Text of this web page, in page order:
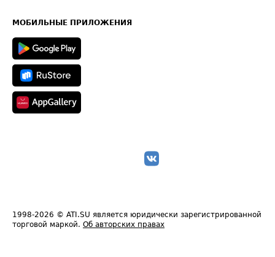
Техническая информация
МОБИЛЬНЫЕ ПРИЛОЖЕНИЯ
1998-2026 © ATI.SU является юридически зарегистрированной
торговой маркой. Об авторских правах